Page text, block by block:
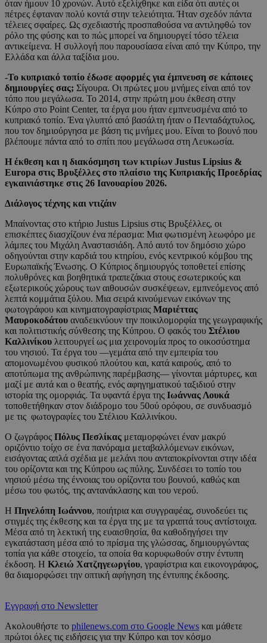
όταν ήμουν 10 χρονών. Αυτό εξελίχθηκε και είδα ότι αυτές οι
πέτρες έφταναν πολύ κοντά στην τελειότητα. Ήταν σχεδόν πάντα
τέλειες σφαίρες. Ως σχεδιαστής προσπαθούσα να αντιληφθώ τον
ρόλο της φύσης και το πώς μπορεί να δημιουργεί τόσο τέλεια
αντικείμενα. Η συλλογή που παρουσίασα είναι από την Κύπρο, την
Ελλάδα και άλλα ταξίδια μου.
-Το κυπριακό τοπίο έδωσε αφορμές για έμπνευση σε κάποιες
δημιουργίες σας; Σίγουρα. Οι πρώτες μου μνήμες είναι από τον
τόπο που μεγάλωσα. Το 2014, στην πρώτη μου έκθεση στην
Κύπρο στο Point Center, τα έργα μου ήταν εμπνευσμένα από το
κυπριακό τοπίο. Ένα γλυπτό από βασάλτη ήταν ο Πενταδάχτυλος,
που τον δημιούργησα με βάση τις μνήμες μου. Είναι το βουνό που
βλέπουμε πάντα από το σπίτι που μεγάλωσα στη Λευκωσία.
Η έκθεση και η διακόσμηση των κτιρίων Justus Lipsius &
Europa στις Βρυξέλλες στο πλαίσιο της Κυπριακής Προεδρίας
εγκαινιάστηκε στις 26 Ιανουαρίου 2026.
Διάλογος τέχνης και ντιζάιν
Μπαίνοντας στο κτήριο Justus Lipsius στις Βρυξέλλες, οι
επισκέπτες διασχίζουν ένα πέρασμα: Μια φωτισμένη λεωφόρο με
λάμπες του Μιχάλη Αναστασιάδη. Από αυτό τον δημόσιο χώρο
οδηγούνται στην καρδιά του κτηρίου, ενός κεντρικού κόμβου της
Ευρωπαϊκής Ένωσης. Ο Κύπριος δημιουργός τοποθετεί επίσης
πολυθρόνες και βοηθητικά τραπεζάκια στους εσωτερικούς και
εξωτερικούς χώρους των αιθουσών συσκέψεων, εμπνεόμενος από
λεπτά κομμάτια ξύλου. Μια σειρά κινούμενων εικόνων της
φωτογράφου και κινηματογραφίστριας Μαριέττας
Μαυροκοδάτου αναδεικνύουν την ποικιλομορφία της γεωγραφικής
και πολιτιστικής σύνθεσης της Κύπρου. Ο φακός του Στέλιου
Καλλινίκου λειτουργεί ως μια χειρονομία προς το οικοσύστημα
του νησιού. Τα έργα του —γεμάτα από την εμπειρία του
απομονωμένου φυσικού πλούτου και, κατά καιρούς, από το
αποτύπωμα της ανθρώπινης παρέμβασης— γίνονται μάρτυρες, και
μαζί με αυτά και ο θεατής, ενός αφηγηματικού ταξιδιού στην
ιστορία της ομορφιάς. Τα υφαντά έργα της Ιωάννας Λουκά
τοποθετήθηκαν στον διάδρομο του 50ού ορόφου, σε συνδυασμό
με τις φωτογραφίες του Στέλιου Καλλινίκου.
Ο ζωγράφος Πόλυς Πεσλίκας μεταμορφώνει έναν μακρύ
οριζόντιο τοίχο σε ένα πανόραμα μεταβαλλόμενων εικόνων,
εισάγοντας απλά σχέδια με μελάνι που ανταποκρίνονται στην ιδέα
του ορίζοντα και της Κύπρου ως πύλης. Συνδέσει το τοπίο του
νησιού μέσω της έννοιας του ορίζοντα του βουνού, καθώς και
μέσω του φωτός, της αντανάκλασης και του νερού.
Η Πηνελόπη Ιωάννου, ποιήτρια και συγγραφέας, συνοδεύει τις
στιγμές της έκθεσης και τα έργα της με τα γραπτά τους αντίστοιχα.
Μέσα από τη λεκτική της ευαισθησία, θα καθοδηγήσει την
εγκατάσταση μέσα από το πρίσμα της γλώσσας, δημιουργώντας
τοπία για κάθε στοιχείο, τα οποία θα κορυφωθούν στην έντυπη
έκδοση. Η Κλειώ Χατζηγεωργίου, γραφίστρια και εικονογράφος,
θα διαμορφώσει την οπτική αφήγηση της έντυπης έκδοσης.
Εγγραφή στο Newsletter
Ακολουθήστε το philenews.com στο Google News και μάθετε
πρώτοι όλες τις ειδήσεις για την Κύπρο και τον κόσμο